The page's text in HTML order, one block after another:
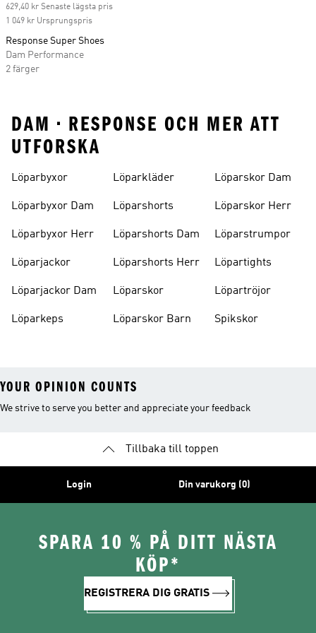
629,40 kr Senaste lägsta pris
1 049 kr Ursprungspris
Response Super Shoes
Dam Performance
2 färger
DAM • RESPONSE OCH MER ATT
UTFORSKA
Löparbyxor
Löparbyxor Dam
Löparbyxor Herr
Löparjackor
Löparjackor Dam
Löparkeps
Löparkläder
Löparshorts
Löparshorts Dam
Löparshorts Herr
Löparskor
Löparskor Barn
Löparskor Dam
Löparskor Herr
Löparstrumpor
Löpartights
Löpartröjor
Spikskor
YOUR OPINION COUNTS
We strive to serve you better and appreciate your feedback
Tillbaka till toppen
Login Din varukorg (0)
SPARA 10 % PÅ DITT NÄSTA
KÖP*
REGISTRERA DIG GRATIS